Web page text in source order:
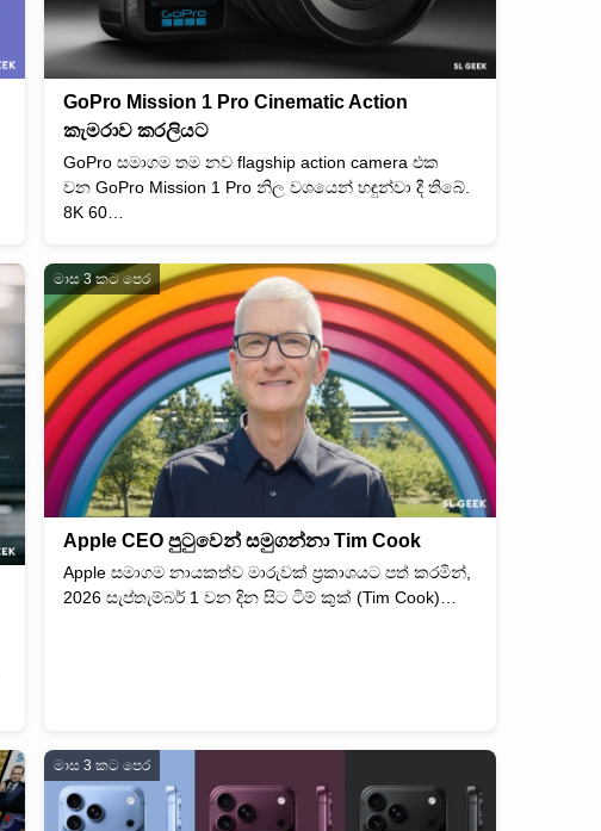
GoPro Mission 1 Pro Cinematic Action
කැමරාව කරලියට
GoPro සමාගම තම නව flagship action camera එක
වන GoPro Mission 1 Pro නිල වශයෙන් හඳුන්වා දී තිබේ.
8K 60…
මාස 3 කට පෙර
Apple CEO පුටුවෙන් සමුගන්නා Tim Cook
Apple සමාගම නායකත්ව මාරුවක් ප්‍රකාශයට පත් කරමින්,
2026 සැප්තැම්බර් 1 වන දින සිට ටිම් කුක් (Tim Cook)…
මාස 3 කට පෙර